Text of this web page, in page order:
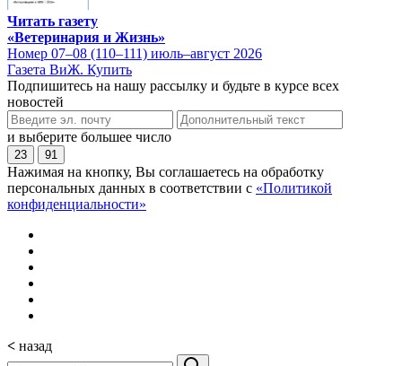
Читать газету
«Ветеринария и Жизнь»
Номер 07–08 (110–111) июль–август 2026
Газета ВиЖ. Купить
Подпишитесь на нашу рассылку и будьте в курсе всех
новостей
и выберите большее число
23 91
Нажимая на кнопку, Вы соглашаетесь на обработку
персональных данных в соответствии с «Политикой
конфиденциальности»
< назад